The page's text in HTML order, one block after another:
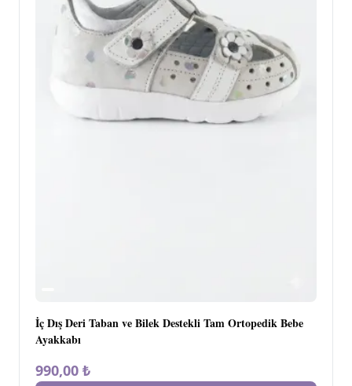
İç Dış Deri Taban ve Bilek Destekli Tam Ortopedik Bebe
Ayakkabı
990,00 ₺